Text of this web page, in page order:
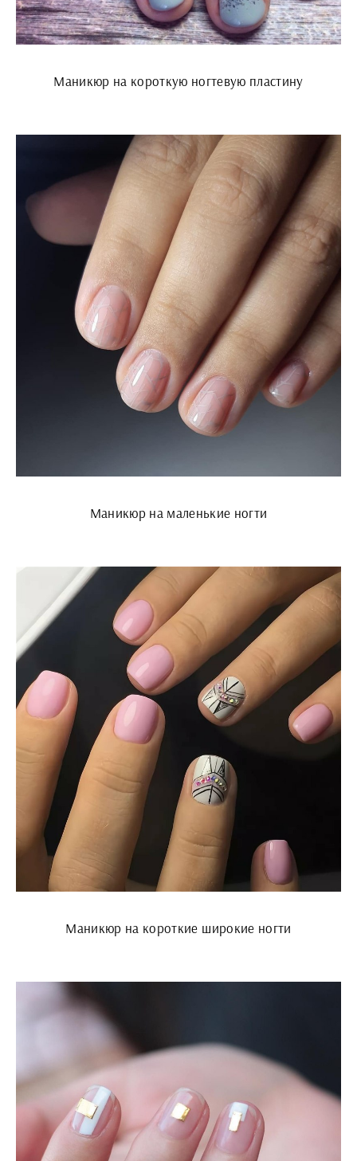
Маникюр на короткую ногтевую пластину
Маникюр на маленькие ногти
Маникюр на короткие широкие ногти